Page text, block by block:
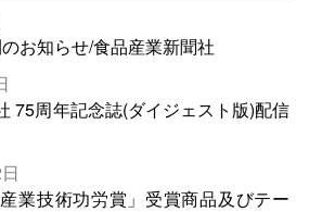
お知らせ/食品産業新聞社
75周年記念誌(ダイジェスト版)配信
産業技術功労賞」受賞商品及びテー